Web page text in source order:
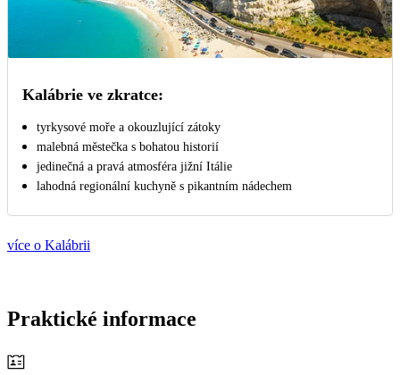
Kalábrie ve zkratce:
tyrkysové moře a okouzlující zátoky
malebná městečka s bohatou historií
jedinečná a pravá atmosféra jižní Itálie
lahodná regionální kuchyně s pikantním nádechem
více o Kalábrii
Praktické informace